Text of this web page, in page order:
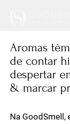
Aromas
de contar
despertar
& marcar
Na GoodSmell,